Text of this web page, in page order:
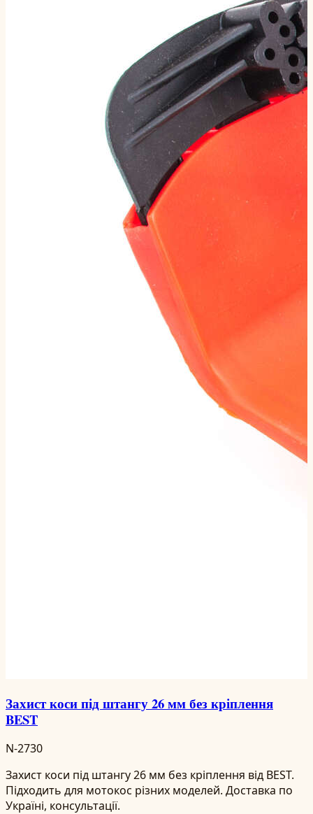
Захист коси під штангу 26 мм без кріплення
BEST
N-2730
Захист коси під штангу 26 мм без кріплення від BEST.
Підходить для мотокос різних моделей. Доставка по
Україні, консультації.